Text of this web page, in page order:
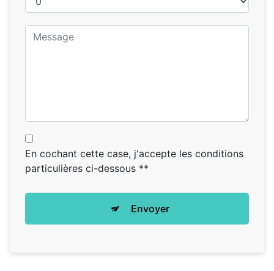
En cochant cette case, j'accepte les conditions
particulières ci-dessous **
Envoyer